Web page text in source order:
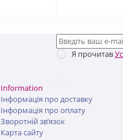
Я прочитав
Information
Інформація про доставку
Інформація про оплату
Зворотній зв’язок
Карта сайту